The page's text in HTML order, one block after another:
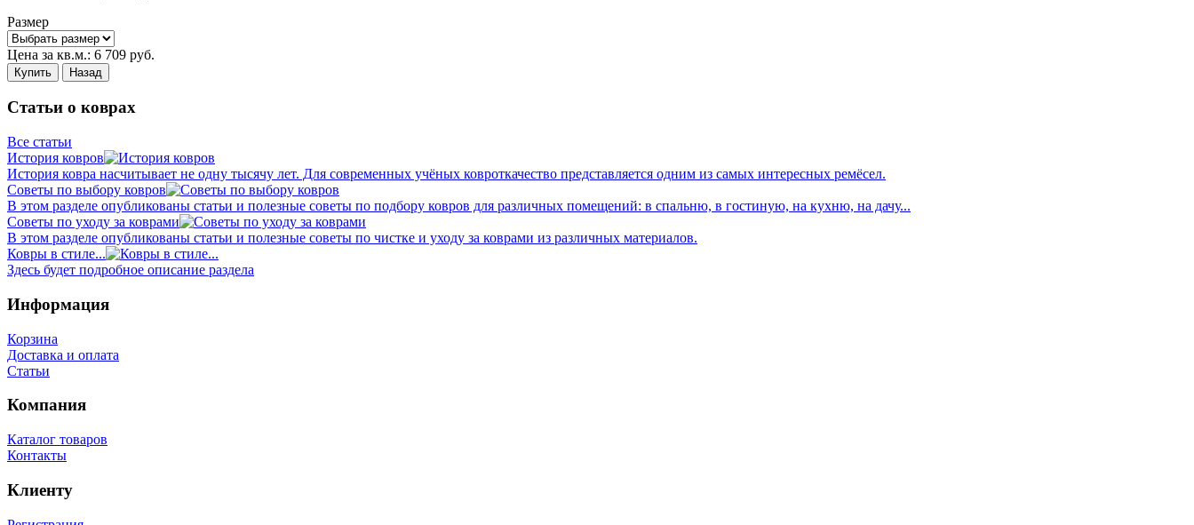
Размер
Цена за кв.м.: 6 709 руб.
Купить Назад
Статьи о коврах
Все статьи
История ковров
История ковра насчитывает не одну тысячу лет. Для современных учёных ковроткачество представляется одним из самых интересных ремёсел.
Советы по выбору ковров
В этом разделе опубликованы статьи и полезные советы по подбору ковров для различных помещений: в спальню, в гостиную, на кухню, на дачу...
Советы по уходу за коврами
В этом разделе опубликованы статьи и полезные советы по чистке и уходу за коврами из различных материалов.
Ковры в стиле...
Здесь будет подробное описание раздела
Информация
Корзина
Доставка и оплата
Статьи
Компания
Каталог товаров
Контакты
Клиенту